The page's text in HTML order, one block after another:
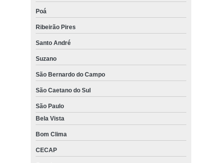
Poá
Ribeirão Pires
Santo André
Suzano
São Bernardo do Campo
São Caetano do Sul
São Paulo
Bela Vista
Bom Clima
CECAP